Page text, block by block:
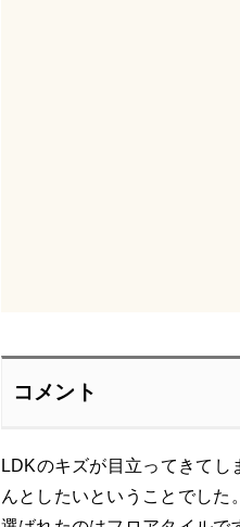
コメント
LDKのキズが目立ってきて
んとしたいということでした。